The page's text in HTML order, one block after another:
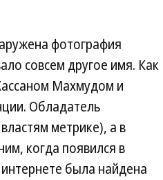
фотография
совсем другое имя. Как
Махмудом и
Обладатель
метрике), а в
когда появился в
была найдена